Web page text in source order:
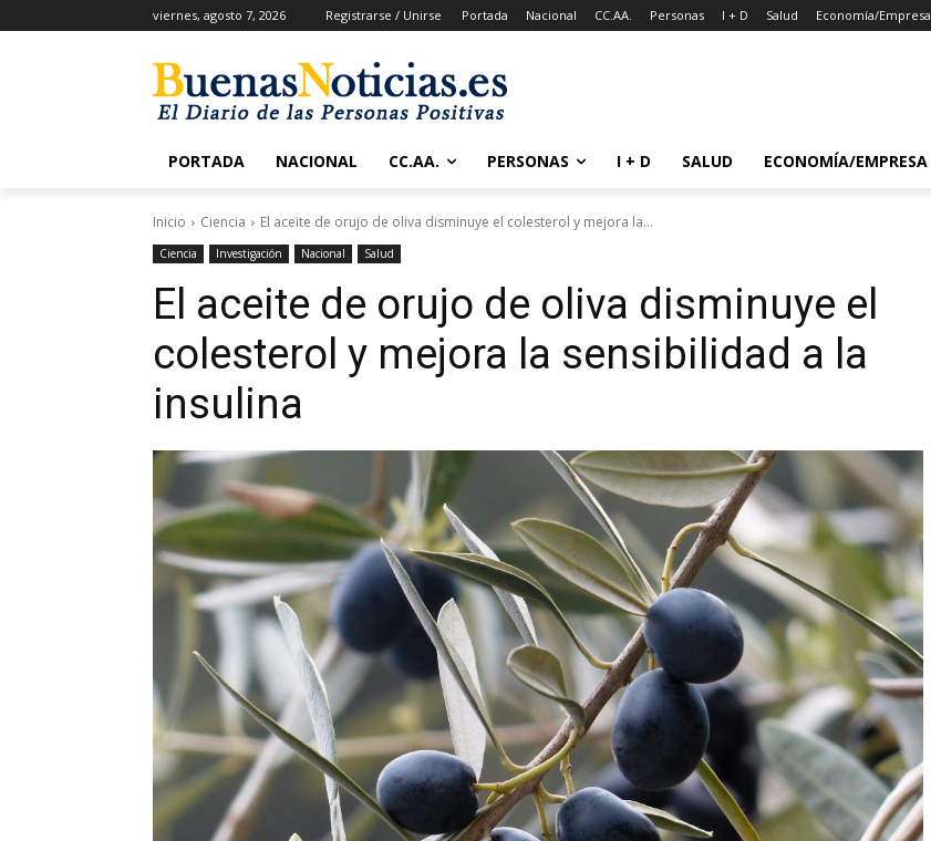
viernes, agosto 7, 2026 Registrarse / Unirse Portada Nacional CC.AA. Personas I + D Salud Economía/Empresa
PORTADA NACIONAL CC.AA. PERSONAS I + D SALUD ECONOMÍA/EMPRESA
Inicio Ciencia El aceite de orujo de oliva disminuye el colesterol y mejora la...
Ciencia Investigación Nacional Salud
El aceite de orujo de oliva disminuye el
colesterol y mejora la sensibilidad a la
insulina